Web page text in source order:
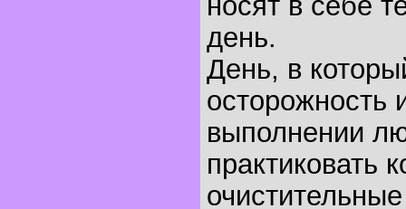
день.
День, в
осторожность
выполнении
практиковать